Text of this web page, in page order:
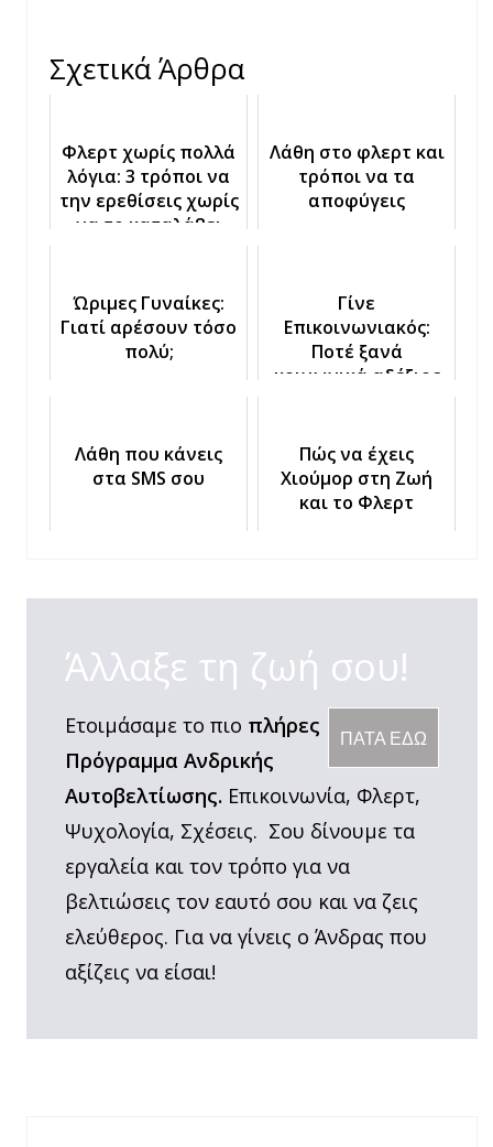
Σχετικά Άρθρα
Φλερτ χωρίς πολλά
λόγια: 3 τρόποι να
την ερεθίσεις χωρίς
να το καταλάβει
Λάθη στο φλερτ και
τρόποι να τα
αποφύγεις
Ώριμες Γυναίκες:
Γιατί αρέσουν τόσο
πολύ;
Γίνε
Επικοινωνιακός:
Ποτέ ξανά
κοινωνικά αδέξιος
Λάθη που κάνεις
στα SMS σου
Πώς να έχεις
Χιούμορ στη Ζωή
και το Φλερτ
Άλλαξε τη ζωή σου!
ΠΑΤΑ ΕΔΩ
Ετοιμάσαμε το πιο πλήρες
Πρόγραμμα Ανδρικής
Αυτοβελτίωσης. Επικοινωνία, Φλερτ,
Ψυχολογία, Σχέσεις. Σου δίνουμε τα
εργαλεία και τον τρόπο για να
βελτιώσεις τον εαυτό σου και να ζεις
ελεύθερος. Για να γίνεις ο Άνδρας που
αξίζεις να είσαι!